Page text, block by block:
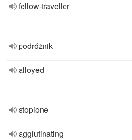
fellow-traveller
podróżnik
alloyed
stopione
agglutinating